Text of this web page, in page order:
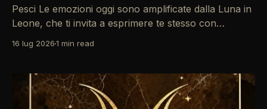
Pesci Le emozioni oggi sono amplificate dalla Luna in
Leone, che ti invita a esprimere te stesso con
retrogrado in Cancro potrebbe portare a
per riflettere prima di agire. La giornata si presenta
intensa per i Pesci, con
16 lug 20261 min read